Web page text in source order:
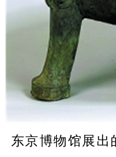
东京博物馆展出